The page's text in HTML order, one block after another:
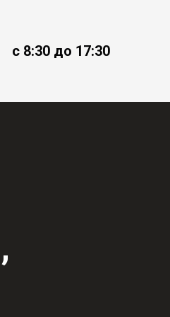
с 8:30 до 17:30
,